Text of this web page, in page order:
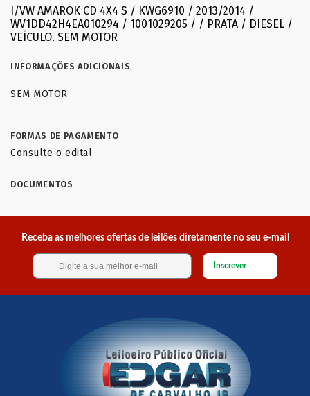
I/VW AMAROK CD 4X4 S / KWG6910 / 2013/2014 /
WV1DD42H4EA010294 / 1001029205 / / PRATA / DIESEL /
VEÍCULO. SEM MOTOR
INFORMAÇÕES ADICIONAIS
SEM MOTOR
FORMAS DE PAGAMENTO
Consulte o edital
DOCUMENTOS
Receba as melhores ofertas de leilões diretamente no seu e-mail
Inscrever